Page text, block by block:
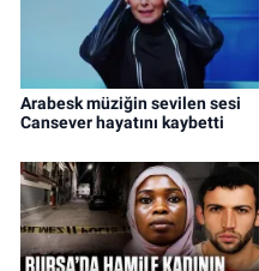
Arabesk müziğin sevilen sesi
Cansever hayatını kaybetti